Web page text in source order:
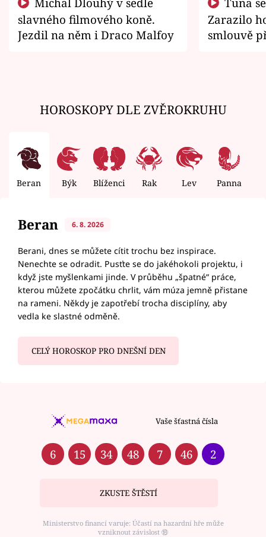
slavného filmového koně.
Jezdil na něm i Draco Malfoy
Zarazilo
smlouvě
HOROSKOPY DLE ZVĚROKRUHU
Beran Býk Blíženci Rak Lev Panna
Beran 6. 8. 2026
Berani, dnes se můžete cítit trochu bez inspirace.
Nenechte se odradit. Pusťte se do jakéhokoli projektu, i
když jste myšlenkami jinde. V průběhu „špatné“ práce,
kterou můžete zpočátku chrlit, vám múza jemně přistane
na rameni. Někdy je zapotřebí trocha disciplíny, aby
vedla ke slastné odměně.
CELÝ HOROSKOP PRO DNEŠNÍ DEN
Vaše šťastná čísla
6 15 34 48 7 46 2
ZKUSTE ŠTĚSTÍ
Ministerstvo financí varuje: Účastí na hazardní hře může
vzniknout závislost ⑱